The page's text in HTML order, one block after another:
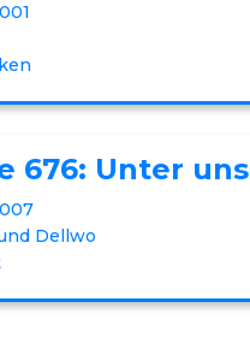
676: Unter uns
Dellwo